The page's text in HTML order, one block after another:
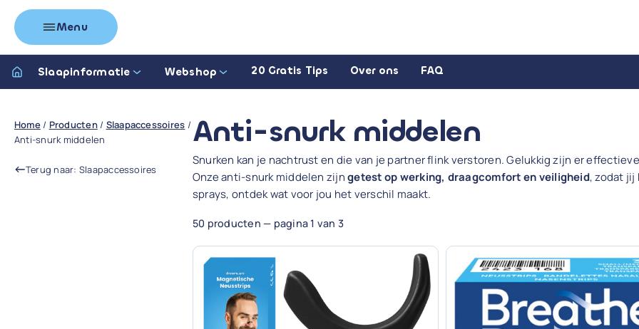
Menu
Slaapinformatie Webshop 20 Gratis Tips Over ons FAQ
Home/ Producten/ Slaapaccessoires /
Anti-snurk middelen
Terug naar: Slaapaccessoires
Anti-snurk middelen
Snurken kan je nachtrust en die van je partner flink verstoren. Gelukkig zijn er
Onze anti-snurk middelen zijngetest op werking, draagcomfort en veiligheid, zodat jij
sprays, ontdek wat voor jou het verschil maakt.
50 producten — pagina 1 van 3